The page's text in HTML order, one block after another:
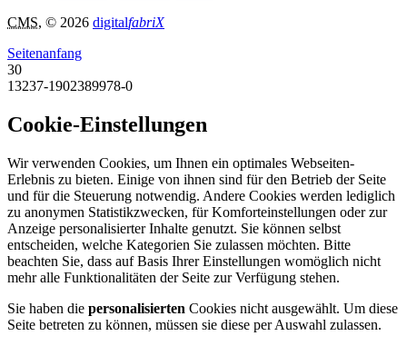
CMS, © 2026 digitalfabriX
Seitenanfang
30
13237-1902389978-0
Cookie-Einstellungen
Wir verwenden Cookies, um Ihnen ein optimales Webseiten-
Erlebnis zu bieten. Einige von ihnen sind für den Betrieb der Seite
und für die Steuerung notwendig. Andere Cookies werden lediglich
zu anonymen Statistikzwecken, für Komforteinstellungen oder zur
Anzeige personalisierter Inhalte genutzt. Sie können selbst
entscheiden, welche Kategorien Sie zulassen möchten. Bitte
beachten Sie, dass auf Basis Ihrer Einstellungen womöglich nicht
mehr alle Funktionalitäten der Seite zur Verfügung stehen.
Sie haben die personalisierten Cookies nicht ausgewählt. Um diese
Seite betreten zu können, müssen sie diese per Auswahl zulassen.